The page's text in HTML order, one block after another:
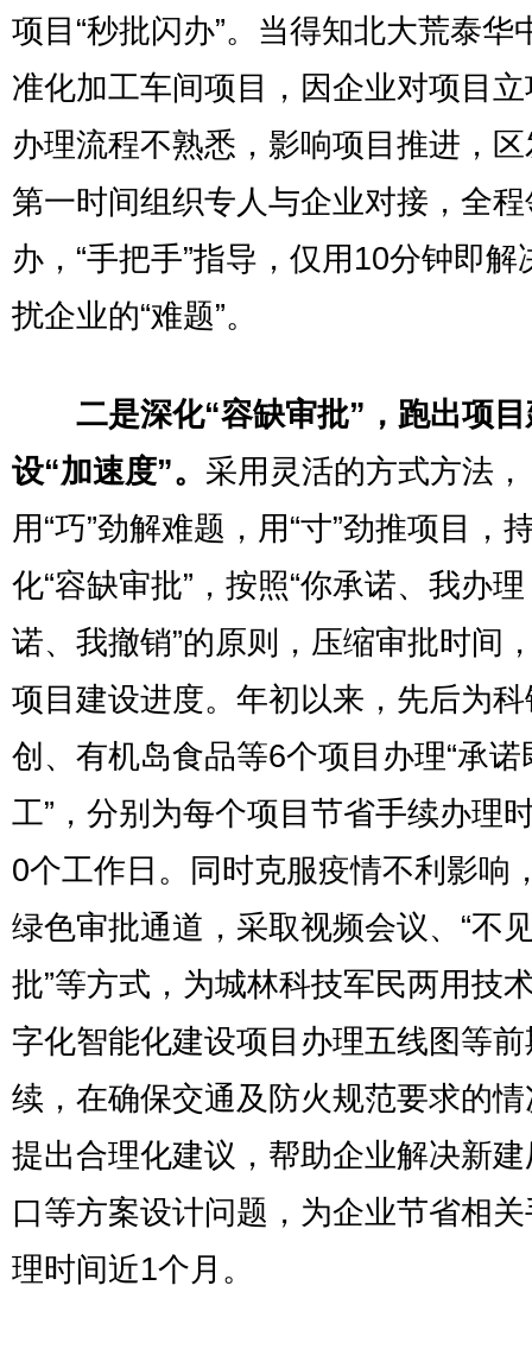
项目“秒批闪办”。当得知北大荒泰华
准化加工车间项目，因企业对项目
办理流程不熟悉，影响项目推进，
第一时间组织专人与企业对接，全
办，“手把手”指导，仅用10分钟即解
扰企业的“难题”。
二是深化“容缺审批”，跑出项
设“加速度”。 采用灵活的方式方法，
用“巧”劲解难题，用“寸”劲推项目，
化“容缺审批”，按照“你承诺、我办
诺、我撤销”的原则，压缩审批时间
项目建设进度。年初以来，先后为
创、有机岛食品等6个项目办理“承诺
工”，分别为每个项目节省手续办理
0个工作日。同时克服疫情不利影响
绿色审批通道，采取视频会议、“不
批”等方式，为城林科技军民两用技
字化智能化建设项目办理五线图等
续，在确保交通及防火规范要求的
提出合理化建议，帮助企业解决新
口等方案设计问题，为企业节省相
理时间近1个月。